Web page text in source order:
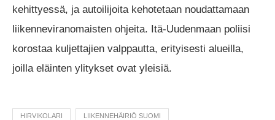
kehittyessä, ja autoilijoita kehotetaan noudattamaan
liikenneviranomaisten ohjeita. Itä-Uudenmaan poliisi
korostaa kuljettajien valppautta, erityisesti alueilla,
joilla eläinten ylitykset ovat yleisiä.
HIRVIKOLARI LIIKENNEHÄIRIÖ SUOMI